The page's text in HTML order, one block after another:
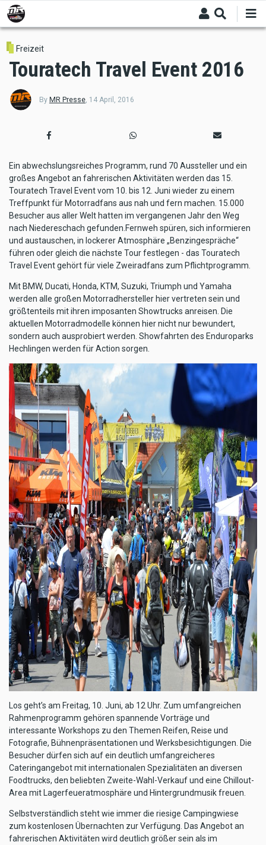
Skip
to
main
content
Freizeit
Touratech Travel Event 2016
By MR Presse, 14 April, 2016
Ein abwechslungsreiches Programm, rund 70 Aussteller und ein
großes Angebot an fahrerischen Aktivitäten werden das 15.
Touratech Travel Event vom 10. bis 12. Juni wieder zu einem
Treffpunkt für Motorradfans aus nah und fern machen. 15.000
Besucher aus aller Welt hatten im vergangenen Jahr den Weg
nach Niedereschach gefunden.Fernweh spüren, sich informieren
und austauschen, in lockerer Atmosphäre „Benzingespräche“
führen oder gleich die nächste Tour festlegen - das Touratech
Travel Event gehört für viele Zweiradfans zum Pflichtprogramm.
Mit BMW, Ducati, Honda, KTM, Suzuki, Triumph und Yamaha
werden alle großen Motorradhersteller hier vertreten sein und
größtenteils mit ihren imposanten Showtrucks anreisen. Die
aktuellen Motorradmodelle können hier nicht nur bewundert,
sondern auch ausprobiert werden. Showfahrten des Enduroparks
Hechlingen werden für Action sorgen.
Los geht’s am Freitag, 10. Juni, ab 12 Uhr. Zum umfangreichen
Rahmenprogramm gehören spannende Vorträge und
interessante Workshops zu den Themen Reifen, Reise und
Fotografie, Bühnenpräsentationen und Werksbesichtigungen. Die
Besucher dürfen sich auf ein deutlich umfangreicheres
Cateringangebot mit internationalen Spezialitäten an diversen
Foodtrucks, den beliebten Zweite-Wahl-Verkauf und eine Chillout-
Area mit Lagerfeueratmosphäre und Hintergrundmusik freuen.
Selbstverständlich steht wie immer die riesige Campingwiese
zum kostenlosen Übernachten zur Verfügung. Das Angebot an
fahrerischen Aktivitäten wird deutlich größer sein als im